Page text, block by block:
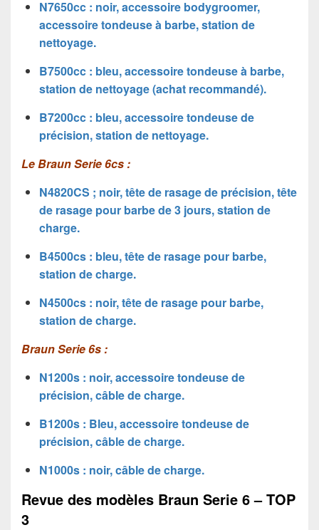
N7650cc : noir, accessoire bodygroomer,
accessoire tondeuse à barbe, station de
nettoyage.
B7500cc : bleu, accessoire tondeuse à barbe,
station de nettoyage (achat recommandé).
B7200cc : bleu, accessoire tondeuse de
précision, station de nettoyage.
Le Braun Serie 6cs :
N4820CS ; noir, tête de rasage de précision, tête
de rasage pour barbe de 3 jours, station de
charge.
B4500cs : bleu, tête de rasage pour barbe,
station de charge.
N4500cs : noir, tête de rasage pour barbe,
station de charge.
Braun Serie 6s :
N1200s : noir, accessoire tondeuse de
précision, câble de charge.
B1200s : Bleu, accessoire tondeuse de
précision, câble de charge.
N1000s : noir, câble de charge.
Revue des modèles Braun Serie 6 – TOP
3